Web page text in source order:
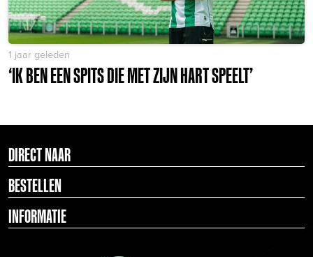
1 jaar geleden
‘IK BEN EEN SPITS DIE MET ZIJN HART SPEELT’
DIRECT NAAR
BESTELLEN
INFORMATIE